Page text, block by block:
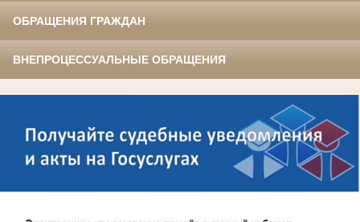
ОБРАЩЕНИЯ ГРАЖДАН
ВНЕПРОЦЕССУАЛЬНЫЕ ОБРАЩЕНИЯ